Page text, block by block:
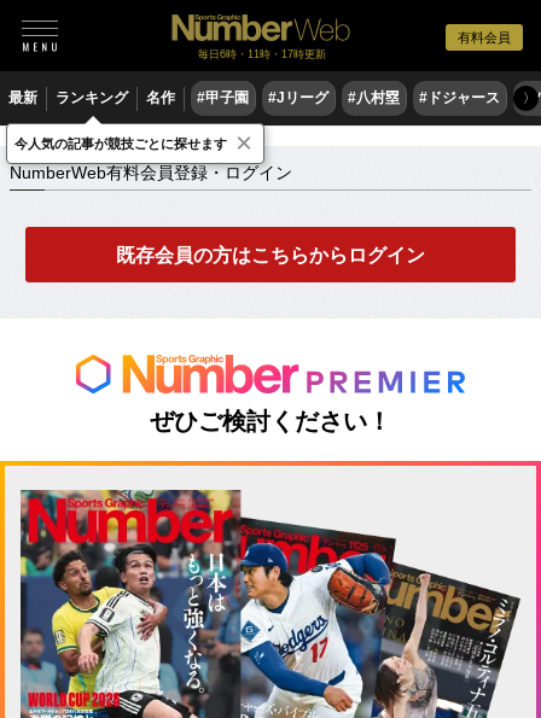
有料会員
毎日6時・11時・17時更新
最新 ランキング 名作 #甲子園 #Jリーグ #八村塁 #ドジャース #
〉
NumberWeb有料会員登録・ログイン
NumberWeb有料会員登録・ログイン
既存会員の方はこちらからログイン
ぜひご検討ください！
今人気の記事が競技ごとに探せます ×